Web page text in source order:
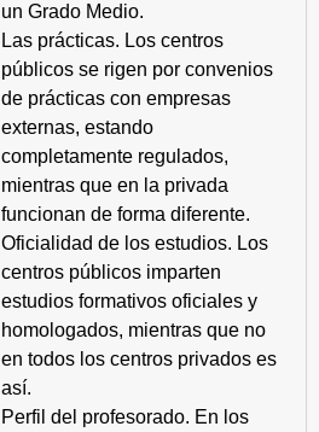
un Grado Medio.
Las prácticas. Los centros
públicos se rigen por convenios
de prácticas con empresas
externas, estando
completamente regulados,
mientras que en la privada
funcionan de forma diferente.
Oficialidad de los estudios. Los
centros públicos imparten
estudios formativos oficiales y
homologados, mientras que no
en todos los centros privados es
así.
Perfil del profesorado. En los